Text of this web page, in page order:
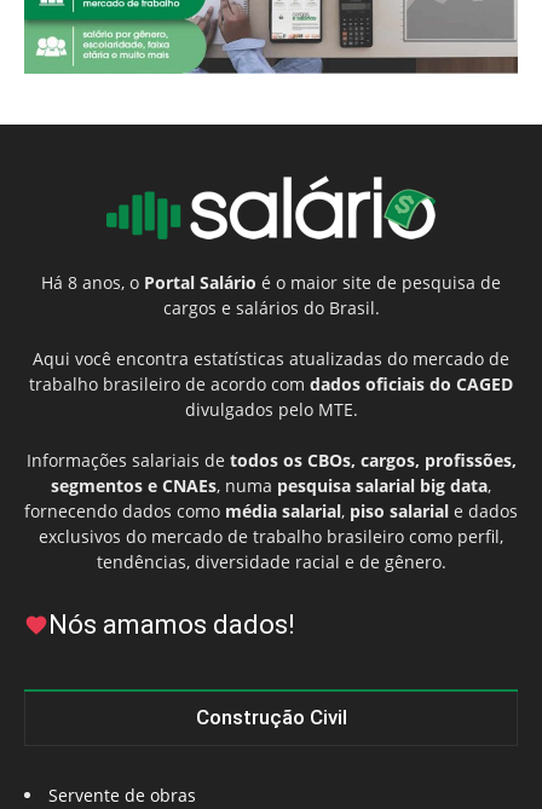
Há 8 anos, o Portal Salário é o maior site de pesquisa de
cargos e salários do Brasil.
Aqui você encontra estatísticas atualizadas do mercado de
trabalho brasileiro de acordo com dados oficiais do CAGED
divulgados pelo MTE.
Informações salariais de todos os CBOs, cargos, profissões,
segmentos e CNAEs, numa pesquisa salarial big data,
fornecendo dados como média salarial, piso salarial e dados
exclusivos do mercado de trabalho brasileiro como perfil,
tendências, diversidade racial e de gênero.
Nós amamos dados!
Construção Civil
Servente de obras